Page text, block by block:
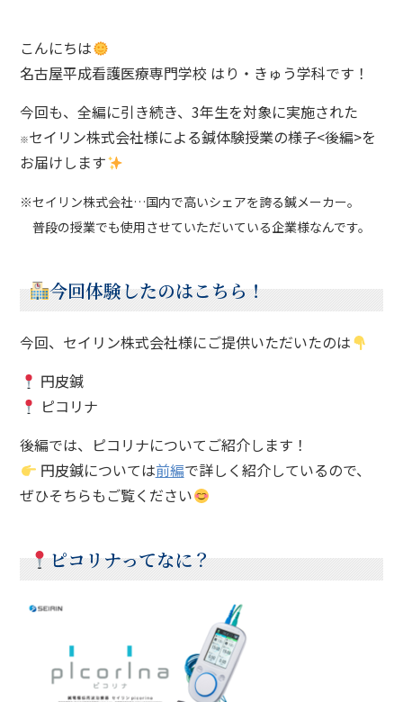
こんにちは
名古屋平成看護医療専門学校 はり・きゅう学科です！
今回も、全編に引き続き、3年生を対象に実施された
※セイリン株式会社様による鍼体験授業の様子<後編>を
お届けします
※セイリン株式会社…国内で高いシェアを誇る鍼メーカー。
普段の授業でも使用させていただいている企業様なんです。
今回体験したのはこちら！
今回、セイリン株式会社様にご提供いただいたのは
円皮鍼
ピコリナ
後編では、ピコリナについてご紹介します！
円皮鍼については前編で詳しく紹介しているので、
ぜひそちらもご覧ください
ピコリナってなに？